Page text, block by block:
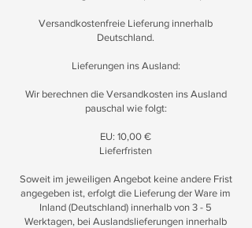
Versandkostenfreie Lieferung innerhalb
Deutschland.
Lieferungen ins Ausland:
Wir berechnen die Versandkosten ins Ausland
pauschal wie folgt:
EU: 10,00 €
Lieferfristen
Soweit im jeweiligen Angebot keine andere Frist
angegeben ist, erfolgt die Lieferung der Ware im
Inland (Deutschland) innerhalb von 3 - 5
Werktagen, bei Auslandslieferungen innerhalb